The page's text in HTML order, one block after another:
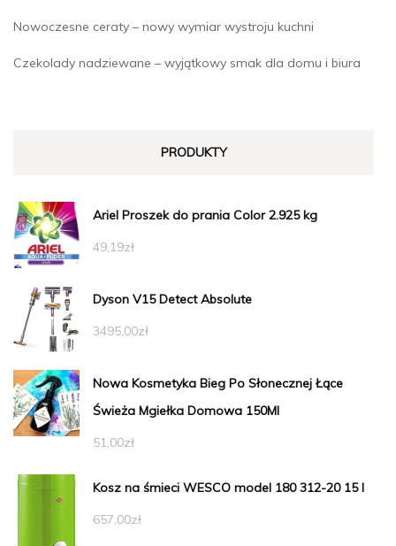
Nowoczesne ceraty – nowy wymiar wystroju kuchni
Czekolady nadziewane – wyjątkowy smak dla domu i biura
PRODUKTY
Ariel Proszek do prania Color 2.925 kg
49,19zł
Dyson V15 Detect Absolute
3495,00zł
Nowa Kosmetyka Bieg Po Słonecznej Łące
Świeża Mgiełka Domowa 150Ml
51,00zł
Kosz na śmieci WESCO model 180 312-20 15 l
657,00zł